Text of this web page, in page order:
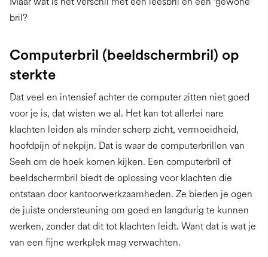
bril?
Computerbril (beeldschermbril) op
sterkte
Dat veel en intensief achter de computer zitten niet goed
voor je is, dat wisten we al. Het kan tot allerlei nare
klachten leiden als minder scherp zicht, vermoeidheid,
hoofdpijn of nekpijn. Dat is waar de computerbrillen van
Seeh om de hoek komen kijken. Een computerbril of
beeldschermbril biedt de oplossing voor klachten die
ontstaan door kantoorwerkzaamheden. Ze bieden je ogen
de juiste ondersteuning om goed en langdurig te kunnen
werken, zonder dat dit tot klachten leidt. Want dat is wat je
van een fijne werkplek mag verwachten.